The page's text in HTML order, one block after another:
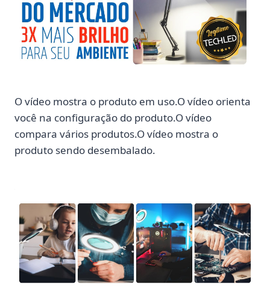
O vídeo mostra o produto em uso.O vídeo orienta
você na configuração do produto.O vídeo
compara vários produtos.O vídeo mostra o
produto sendo desembalado.